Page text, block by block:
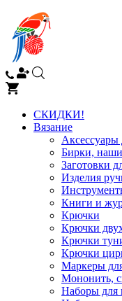
СКИДКИ!
Вязание
Аксессуары
Бирки,
Заготовки
Изделия
Книги и
Крючки
Крючки
Крючки
Крючки
Маркеры
Мононить,
Наборы для